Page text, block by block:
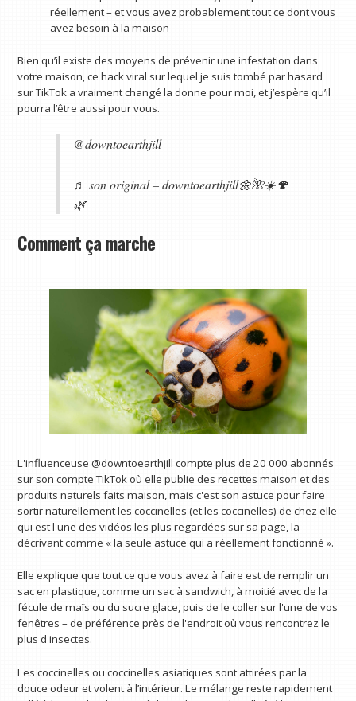
réellement – ​​et vous avez probablement tout ce dont vous
avez besoin à la maison
Bien qu’il existe des moyens de prévenir une infestation dans
votre maison, ce hack viral sur lequel je suis tombé par hasard
sur TikTok a vraiment changé la donne pour moi, et j’espère qu’il
pourra l’être aussi pour vous.
@downtoearthjill
♬ son original – downtoearthjill🌼🌺☀️🍄
🌿
Comment ça marche
L'influenceuse @downtoearthjill compte plus de 20 000 abonnés
sur son compte TikTok où elle publie des recettes maison et des
produits naturels faits maison, mais c'est son astuce pour faire
sortir naturellement les coccinelles (et les coccinelles) de chez elle
qui est l'une des vidéos les plus regardées sur sa page, la
décrivant comme « la seule astuce qui a réellement fonctionné ».
Elle explique que tout ce que vous avez à faire est de remplir un
sac en plastique, comme un sac à sandwich, à moitié avec de la
fécule de maïs ou du sucre glace, puis de le coller sur l'une de vos
fenêtres – de préférence près de l'endroit où vous rencontrez le
plus d'insectes.
Les coccinelles ou coccinelles asiatiques sont attirées par la
douce odeur et volent à l’intérieur. Le mélange reste rapidement